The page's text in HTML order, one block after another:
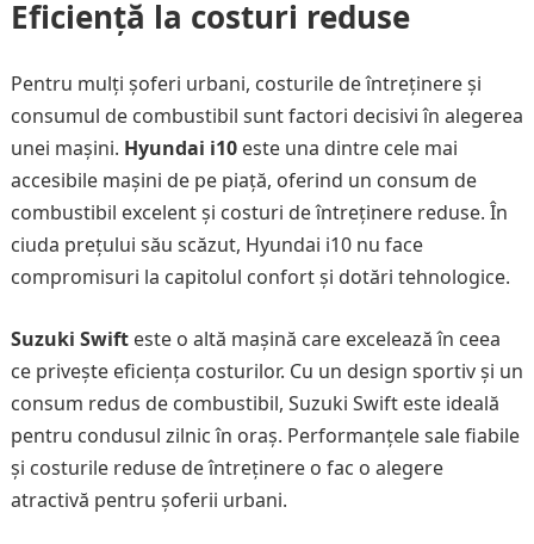
Eficiență la costuri reduse
Pentru mulți șoferi urbani, costurile de întreținere și
consumul de combustibil sunt factori decisivi în alegerea
unei mașini. Hyundai i10este una dintre cele mai
accesibile mașini de pe piață, oferind un consum de
combustibil excelent și costuri de întreținere reduse. În
ciuda prețului său scăzut, Hyundai i10 nu face
compromisuri la capitolul confort și dotări tehnologice.
Suzuki Swifteste o altă mașină care excelează în ceea
ce privește eficiența costurilor. Cu un design sportiv și un
consum redus de combustibil, Suzuki Swift este ideală
pentru condusul zilnic în oraș. Performanțele sale fiabile
și costurile reduse de întreținere o fac o alegere
atractivă pentru șoferii urbani.